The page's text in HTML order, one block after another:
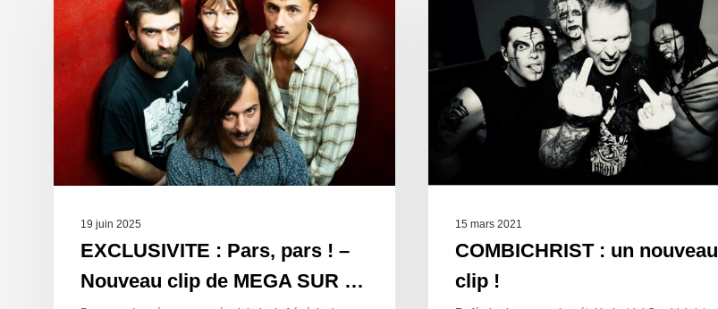
19 juin 2025
EXCLUSIVITE : Pars, pars ! –
Nouveau clip de MEGA SUR …
15 mars 2021
COMBICHRIST : un nouveau
clip !